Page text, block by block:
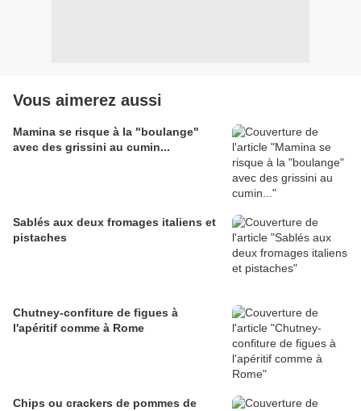
Vous aimerez aussi
Mamina se risque à la "boulange"
avec des grissini au cumin...
Sablés aux deux fromages italiens et
pistaches
Chutney-confiture de figues à
l'apéritif comme à Rome
Chips ou crackers de pommes de